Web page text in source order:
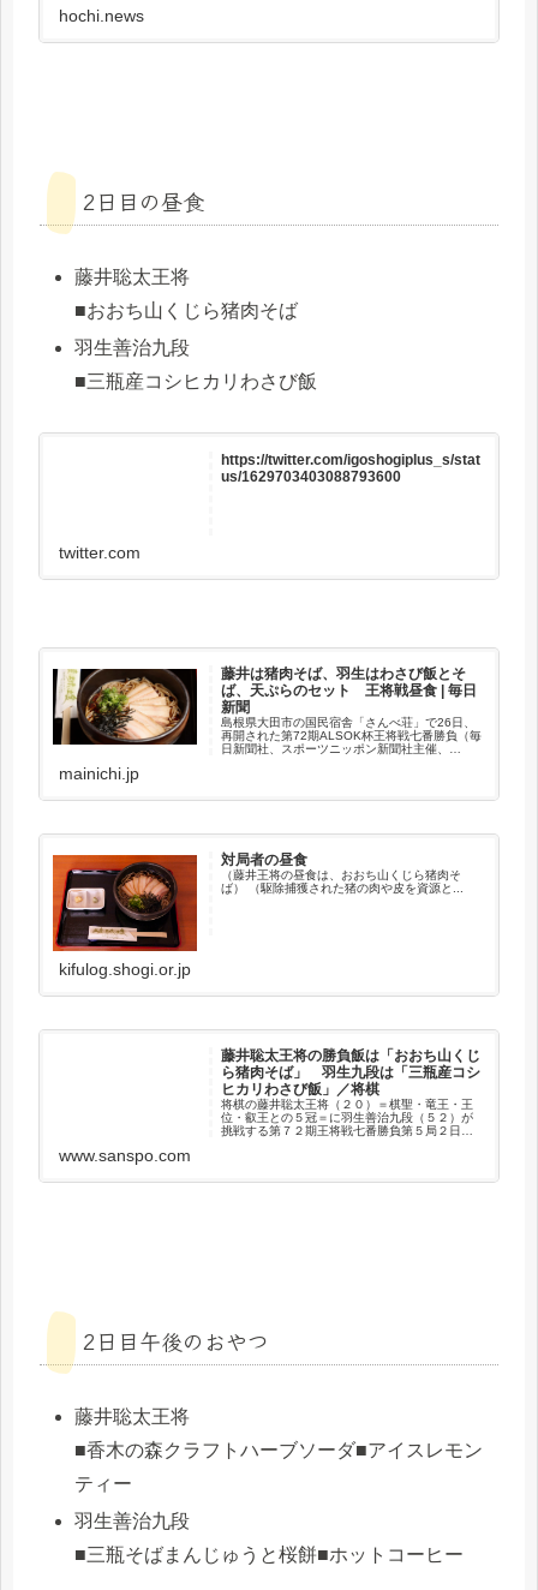
hochi.news
2日目の昼食
藤井聡太王将
■おおち山くじら猪肉そば
羽生善治九段
■三瓶産コシヒカリわさび飯
https://twitter.com/igoshogiplus_s/stat
us/1629703403088793600
twitter.com
藤井は猪肉そば、羽生はわさび飯とそ
ば、天ぷらのセット 王将戦昼食 | 毎日
新聞
島根県大田市の国民宿舎「さんべ荘」で26日、
再開された第72期ALSOK杯王将戦七番勝負（毎
日新聞社、スポーツニッポン新聞社主催、
mainichi.jp
対局者の昼食
（藤井王将の昼食は、おおち山くじら猪肉そ
ば） （駆除捕獲された猪の肉や皮を資源と...
kifulog.shogi.or.jp
藤井聡太王将の勝負飯は「おおち山くじ
ら猪肉そば」 羽生九段は「三瓶産コシ
ヒカリわさび飯」／将棋
将棋の藤井聡太王将（２０）＝棋聖・竜王・王
位・叡王との５冠＝に羽生善治九段（５２）が
挑戦する第７２期王将戦七番勝負第５局２日目
www.sanspo.com
2日目午後のおやつ
藤井聡太王将
■香木の森クラフトハーブソーダ■アイスレモン
ティー
羽生善治九段
■三瓶そばまんじゅうと桜餅■ホットコーヒー